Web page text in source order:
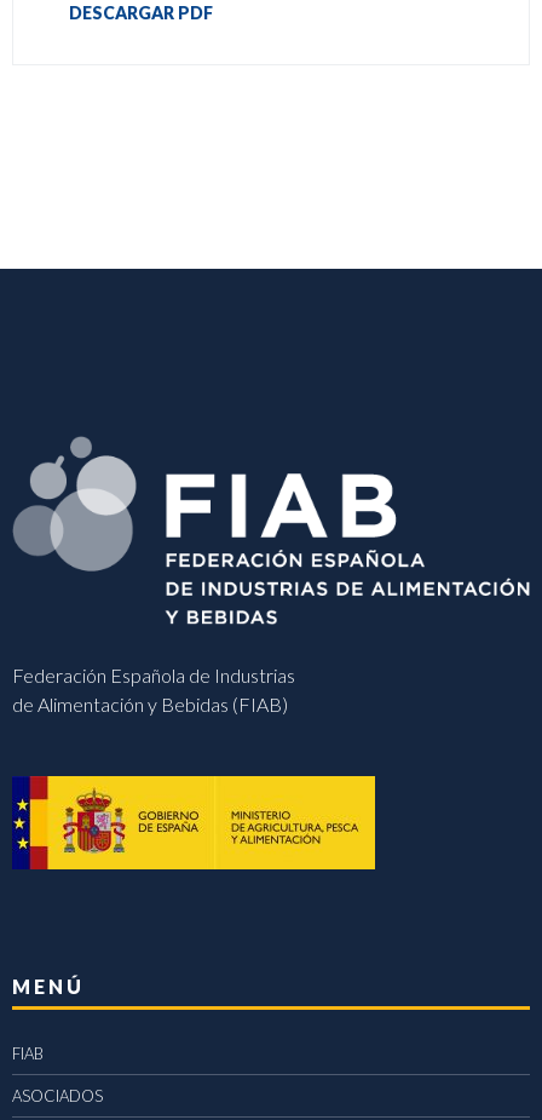
DESCARGAR PDF
Federación Española de Industrias
de Alimentación y Bebidas (FIAB)
MENÚ
FIAB
ASOCIADOS